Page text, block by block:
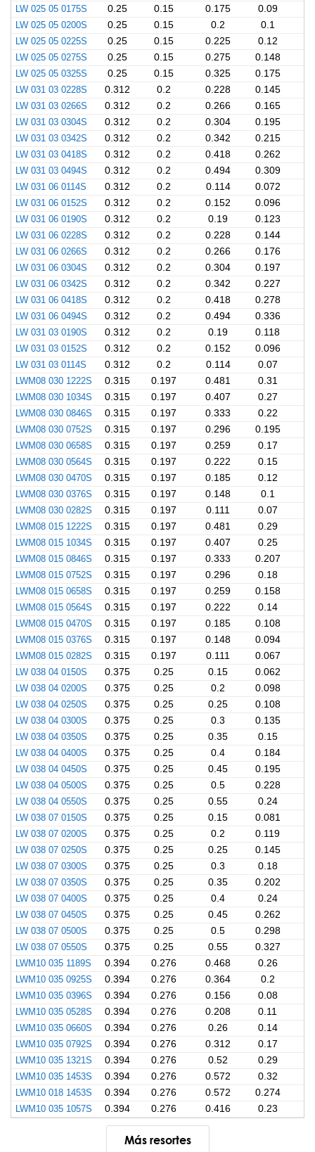
LW 025 05 0175S 0.25 0.15 0.175
0.09
LW 025 05 0200S
0.25 0.15 0.2
0.1
LW 025 05 0225S
0.25 0.15 0.225
0.12
LW 025 05 0275S
0.25 0.15 0.275
0.148
LW 025 05 0325S
0.25 0.15 0.325
0.175
LW 031 03 0228S
0.312 0.2 0.228
0.145
LW 031 03 0266S
0.312 0.2 0.266
0.165
LW 031 03 0304S
0.312 0.2 0.304
0.195
LW 031 03 0342S
0.312 0.2 0.342
0.215
LW 031 03 0418S
0.312 0.2 0.418
0.262
LW 031 03 0494S
0.312 0.2 0.494
0.309
LW 031 06 0114S
0.312 0.2 0.114
0.072
LW 031 06 0152S
0.312 0.2 0.152
0.096
LW 031 06 0190S
0.312 0.2 0.19
0.123
LW 031 06 0228S
0.312 0.2 0.228
0.144
LW 031 06 0266S
0.312 0.2 0.266
0.176
LW 031 06 0304S
0.312 0.2 0.304
0.197
LW 031 06 0342S
0.312 0.2 0.342
0.227
LW 031 06 0418S
0.312 0.2 0.418
0.278
LW 031 06 0494S
0.312 0.2 0.494
0.336
LW 031 03 0190S
0.312 0.2 0.19
0.118
LW 031 03 0152S
0.312 0.2 0.152
0.096
LW 031 03 0114S
0.312 0.2 0.114
0.07
LWM08 030 1222S
0.315 0.197 0.481
0.31
LWM08 030 1034S
0.315 0.197 0.407
0.27
LWM08 030 0846S
0.315 0.197 0.333
0.22
LWM08 030 0752S
0.315 0.197 0.296
0.195
LWM08 030 0658S
0.315 0.197 0.259
0.17
LWM08 030 0564S
0.315 0.197 0.222
0.15
LWM08 030 0470S
0.315 0.197 0.185
0.12
LWM08 030 0376S
0.315 0.197 0.148
0.1
LWM08 030 0282S
0.315 0.197 0.111
0.07
LWM08 015 1222S
0.315 0.197 0.481
0.29
LWM08 015 1034S
0.315 0.197 0.407
0.25
LWM08 015 0846S
0.315 0.197 0.333
0.207
LWM08 015 0752S
0.315 0.197 0.296
0.18
LWM08 015 0658S
0.315 0.197 0.259
0.158
LWM08 015 0564S
0.315 0.197 0.222
0.14
LWM08 015 0470S
0.315 0.197 0.185
0.108
LWM08 015 0376S
0.315 0.197 0.148
0.094
LWM08 015 0282S
0.315 0.197 0.111
0.067
LW 038 04 0150S
0.375 0.25 0.15
0.062
LW 038 04 0200S
0.375 0.25 0.2
0.098
LW 038 04 0250S
0.375 0.25 0.25
0.108
LW 038 04 0300S
0.375 0.25 0.3
0.135
LW 038 04 0350S
0.375 0.25 0.35
0.15
LW 038 04 0400S
0.375 0.25 0.4
0.184
LW 038 04 0450S
0.375 0.25 0.45
0.195
LW 038 04 0500S
0.375 0.25 0.5
0.228
LW 038 04 0550S
0.375 0.25 0.55
0.24
LW 038 07 0150S
0.375 0.25 0.15
0.081
LW 038 07 0200S
0.375 0.25 0.2
0.119
LW 038 07 0250S
0.375 0.25 0.25
0.145
LW 038 07 0300S
0.375 0.25 0.3
0.18
LW 038 07 0350S
0.375 0.25 0.35
0.202
LW 038 07 0400S
0.375 0.25 0.4
0.24
LW 038 07 0450S
0.375 0.25 0.45
0.262
LW 038 07 0500S
0.375 0.25 0.5
0.298
LW 038 07 0550S
0.375 0.25 0.55
0.327
LWM10 035 1189S
0.394 0.276 0.468
0.26
LWM10 035 0925S
0.394 0.276 0.364
0.2
LWM10 035 0396S
0.394 0.276 0.156
0.08
LWM10 035 0528S
0.394 0.276 0.208
0.11
LWM10 035 0660S
0.394 0.276 0.26
0.14
LWM10 035 0792S
0.394 0.276 0.312
0.17
LWM10 035 1321S
0.394 0.276 0.52
0.29
LWM10 035 1453S
0.394 0.276 0.572
0.32
LWM10 018 1453S
0.394 0.276 0.572
0.274
LWM10 035 1057S
0.394 0.276 0.416 0.23
Más resortes